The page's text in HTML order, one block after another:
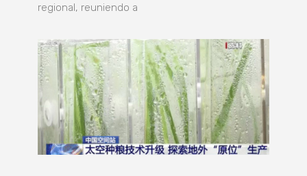
regional, reuniendo a